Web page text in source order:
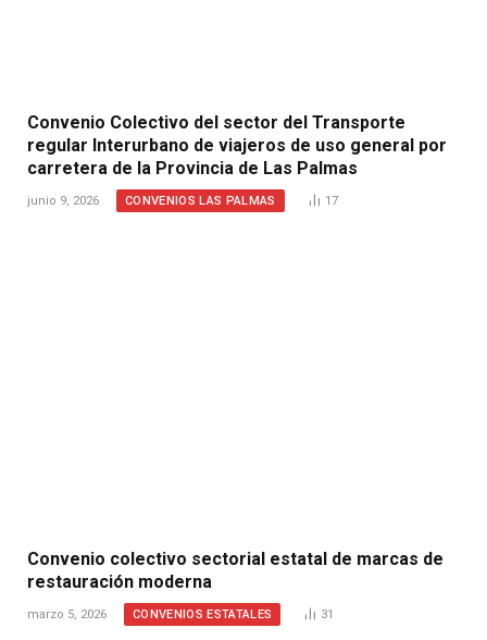
Convenio Colectivo del sector del Transporte
regular Interurbano de viajeros de uso general por
carretera de la Provincia de Las Palmas
junio 9, 2026 CONVENIOS LAS PALMAS 17
Convenio colectivo sectorial estatal de marcas de
restauración moderna
marzo 5, 2026 CONVENIOS ESTATALES 31